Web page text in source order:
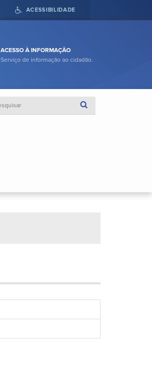
ACESSIBILIDADE
ACESSO À INFORMAÇÃO
Serviço de informação ao cidadão.